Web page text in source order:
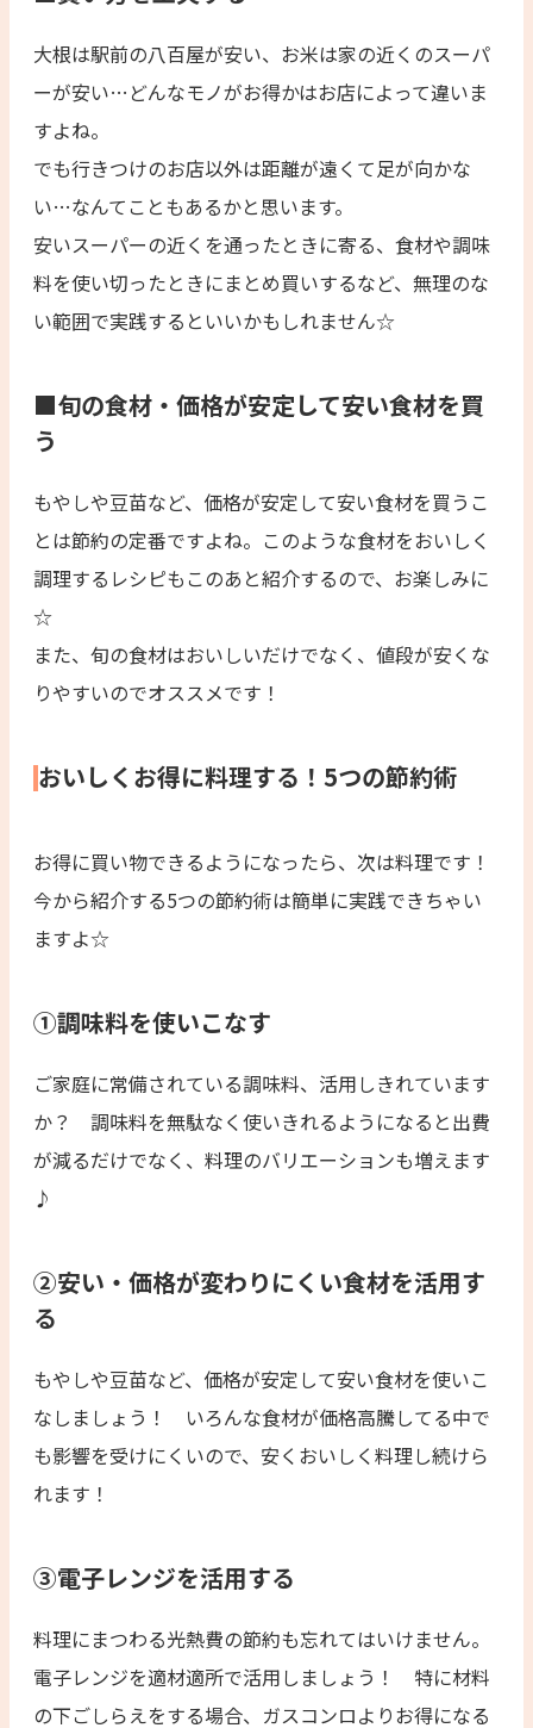
大根は駅前の八百屋が安い、お米は家の近くのスーパ
ーが安い…どんなモノがお得かはお店によって違いま
すよね。
でも行きつけのお店以外は距離が遠くて足が向かな
い…なんてこともあるかと思います。
安いスーパーの近くを通ったときに寄る、食材や調味
料を使い切ったときにまとめ買いするなど、無理のな
い範囲で実践するといいかもしれません☆
■旬の食材・価格が安定して安い食材を買
う
もやしや豆苗など、価格が安定して安い食材を買うこ
とは節約の定番ですよね。このような食材をおいしく
調理するレシピもこのあと紹介するので、お楽しみに
☆
また、旬の食材はおいしいだけでなく、値段が安くな
りやすいのでオススメです！
おいしくお得に料理する！5つの節約術
お得に買い物できるようになったら、次は料理です！
今から紹介する5つの節約術は簡単に実践できちゃい
ますよ☆
①調味料を使いこなす
ご家庭に常備されている調味料、活用しきれています
か？ 調味料を無駄なく使いきれるようになると出費
が減るだけでなく、料理のバリエーションも増えます
♪
②安い・価格が変わりにくい食材を活用す
る
もやしや豆苗など、価格が安定して安い食材を使いこ
なしましょう！ いろんな食材が価格高騰してる中で
も影響を受けにくいので、安くおいしく料理し続けら
れます！
③電子レンジを活用する
料理にまつわる光熱費の節約も忘れてはいけません。
電子レンジを適材適所で活用しましょう！ 特に材料
の下ごしらえをする場合、ガスコンロよりお得になる